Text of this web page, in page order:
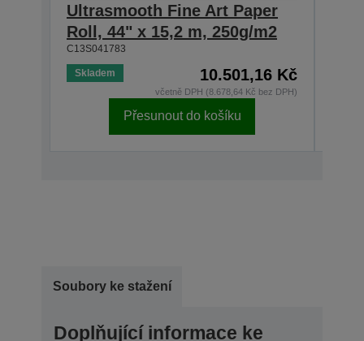
Ultrasmooth Fine Art Paper
Roll, 44" x 15,2 m, 250g/m2
C13S041783
Skladem 10.501,16 Kč
včetně DPH (8.678,64 Kč bez DPH)
Přesunout do košíku
Soubory ke stažení
Doplňující informace ke